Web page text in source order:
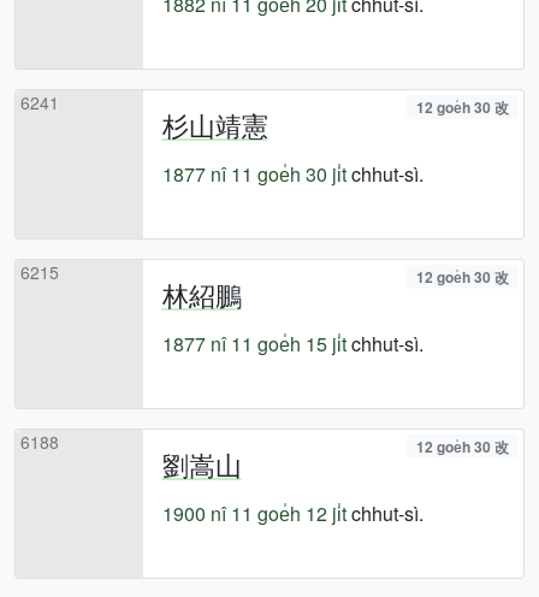
6241
杉山靖憲 12 goe̍h 30 改
1877 nî 11 goe̍h 30 ji̍tchhut-sì.
6215
林紹鵬 12 goe̍h 30 改
1877 nî 11 goe̍h 15 ji̍tchhut-sì.
6188
劉嵩山 12 goe̍h 30 改
1900 nî 11 goe̍h 12 ji̍tchhut-sì.